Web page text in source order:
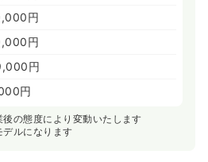
円
円
円
円
の態度により変動いたします
ルになります